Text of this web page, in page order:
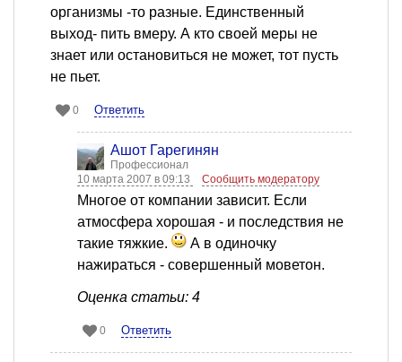
организмы -то разные. Единственный
выход- пить вмеру. А кто своей меры не
знает или остановиться не может, тот пусть
не пьет.
0 Ответить
Ашот Гарегинян
Профессионал
10 марта 2007 в 09:13
Сообщить модератору
Многое от компании зависит. Если
атмосфера хорошая - и последствия не
такие тяжкие.
А в одиночку
нажираться - совершенный моветон.
Оценка статьи: 4
0 Ответить